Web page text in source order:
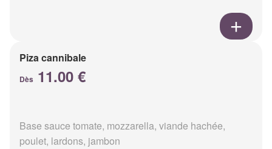
Piza cannibale
Dès 11.00 €
Base sauce tomate, mozzarella, viande hachée,
poulet, lardons, jambon